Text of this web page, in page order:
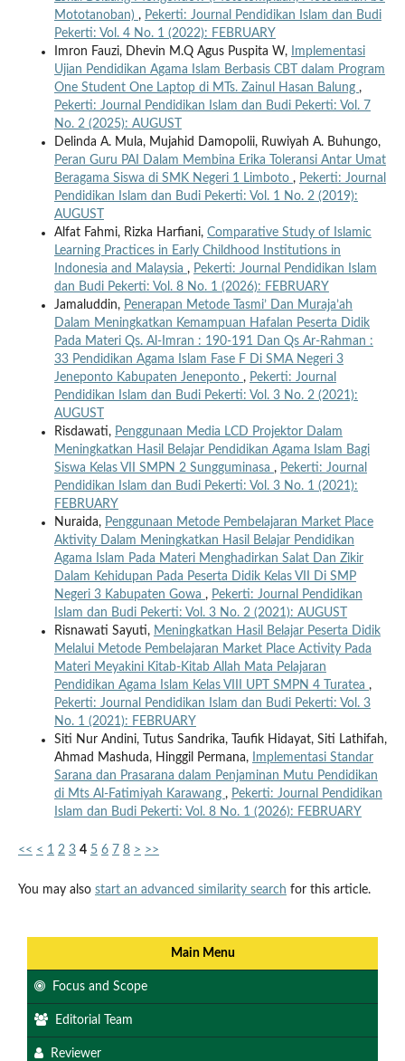
Mototanoban) , Pekerti: Journal Pendidikan Islam dan Budi
Pekerti: Vol. 4 No. 1 (2022): FEBRUARY
Imron Fauzi, Dhevin M.Q Agus Puspita W,
Implementasi
Ujian Pendidikan Agama Islam Berbasis CBT dalam Program
One Student One Laptop di MTs. Zainul Hasan Balung ,
Pekerti: Journal Pendidikan Islam dan Budi Pekerti: Vol. 7
No. 2 (2025): AUGUST
Delinda A. Mula, Mujahid Damopolii, Ruwiyah A. Buhungo,
Peran Guru PAI Dalam Membina Erika Toleransi Antar Umat
Beragama Siswa di SMK Negeri 1 Limboto , Pekerti: Journal
Pendidikan Islam dan Budi Pekerti: Vol. 1 No. 2 (2019):
AUGUST
Alfat Fahmi, Rizka Harfiani, Comparative Study of Islamic
Learning Practices in Early Childhood Institutions in
Indonesia and Malaysia , Pekerti: Journal Pendidikan Islam
dan Budi Pekerti: Vol. 8 No. 1 (2026): FEBRUARY
Jamaluddin, Penerapan Metode Tasmi’ Dan Muraja’ah
Dalam Meningkatkan Kemampuan Hafalan Peserta Didik
Pada Materi Qs. Al-Imran : 190-191 Dan Qs Ar-Rahman :
33 Pendidikan Agama Islam Fase F Di SMA Negeri 3
Jeneponto Kabupaten Jeneponto , Pekerti: Journal
Pendidikan Islam dan Budi Pekerti: Vol. 3 No. 2 (2021):
AUGUST
Risdawati, Penggunaan Media LCD Projektor Dalam
Meningkatkan Hasil Belajar Pendidikan Agama Islam Bagi
Siswa Kelas VII SMPN 2 Sungguminasa , Pekerti: Journal
Pendidikan Islam dan Budi Pekerti: Vol. 3 No. 1 (2021):
FEBRUARY
Nuraida, Penggunaan Metode Pembelajaran Market Place
Aktivity Dalam Meningkatkan Hasil Belajar Pendidikan
Agama Islam Pada Materi Menghadirkan Salat Dan Zikir
Dalam Kehidupan Pada Peserta Didik Kelas VII Di SMP
Negeri 3 Kabupaten Gowa , Pekerti: Journal Pendidikan
Islam dan Budi Pekerti: Vol. 3 No. 2 (2021): AUGUST
Risnawati Sayuti, Meningkatkan Hasil Belajar Peserta Didik
Melalui Metode Pembelajaran Market Place Activity Pada
Materi Meyakini Kitab-Kitab Allah Mata Pelajaran
Pendidikan Agama Islam Kelas VIII UPT SMPN 4 Turatea ,
Pekerti: Journal Pendidikan Islam dan Budi Pekerti: Vol. 3
No. 1 (2021): FEBRUARY
Siti Nur Andini, Tutus Sandrika, Taufik Hidayat, Siti Lathifah,
Ahmad Mashuda, Hinggil Permana,
Implementasi Standar
Sarana dan Prasarana dalam Penjaminan Mutu Pendidikan
di Mts Al-Fatimiyah Karawang , Pekerti: Journal Pendidikan
Islam dan Budi Pekerti: Vol. 8 No. 1 (2026): FEBRUARY
<< < 1 2 3 4 5 6 7 8 > >>
You may also start an advanced similarity search for this article.
Main Menu
Focus and Scope
Editorial Team
Reviewer